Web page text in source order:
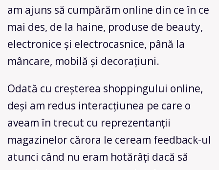
am ajuns să cumpărăm online din ce în ce
mai des, de la haine, produse de beauty,
electronice și electrocasnice, până la
mâncare, mobilă și decorațiuni.
Odată cu creșterea shoppingului online,
deși am redus interacțiunea pe care o
aveam în trecut cu reprezentanții
magazinelor cărora le ceream feedback-ul
atunci când nu eram hotărâți dacă să